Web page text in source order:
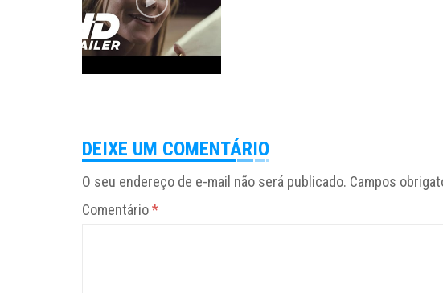
DEIXE UM COMENTÁRIO
O seu endereço de e-mail não será publicado. Campos
Comentário*